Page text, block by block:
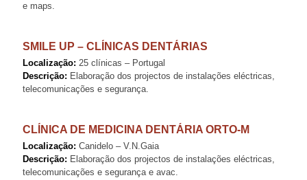
e maps.
SMILE UP – CLÍNICAS DENTÁRIAS
Localização: 25 clínicas – Portugal
Descrição: Elaboração dos projectos de instalações eléctricas,
telecomunicações e segurança.
CLÍNICA DE MEDICINA DENTÁRIA ORTO-M
Localização: Canidelo – V.N.Gaia
Descrição: Elaboração dos projectos de instalações eléctricas,
telecomunicações e segurança e avac.